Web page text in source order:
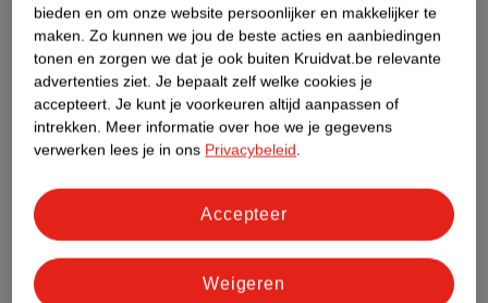
Productinformatie
Etiketinformatie
Nature Impact Score
Impact Score.
Meer informatie
bieden en om onze website persoonlijker en makkelijker te
maken. Zo kunnen we jou de beste acties en aanbiedingen
tonen en zorgen we dat je ook buiten Kruidvat.be relevante
advertenties ziet. Je bepaalt zelf welke cookies je
accepteert. Je kunt je voorkeuren altijd aanpassen of
intrekken. Meer informatie over hoe we je gegevens
verwerken lees je in ons Privacybeleid.
Weigeren
Accepteer